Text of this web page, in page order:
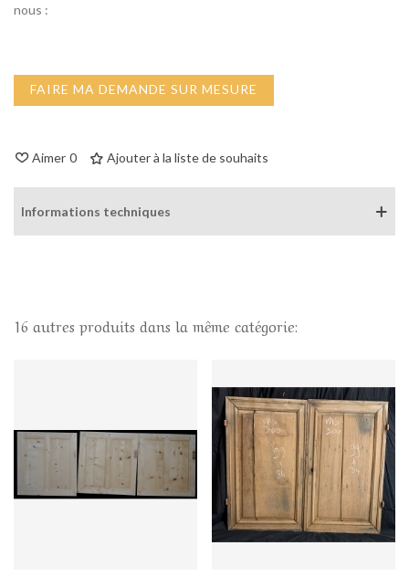
nous :
FAIRE MA DEMANDE SUR MESURE
Aimer 0 Ajouter à la liste de souhaits
Informations techniques
16 autres produits dans la même catégorie: